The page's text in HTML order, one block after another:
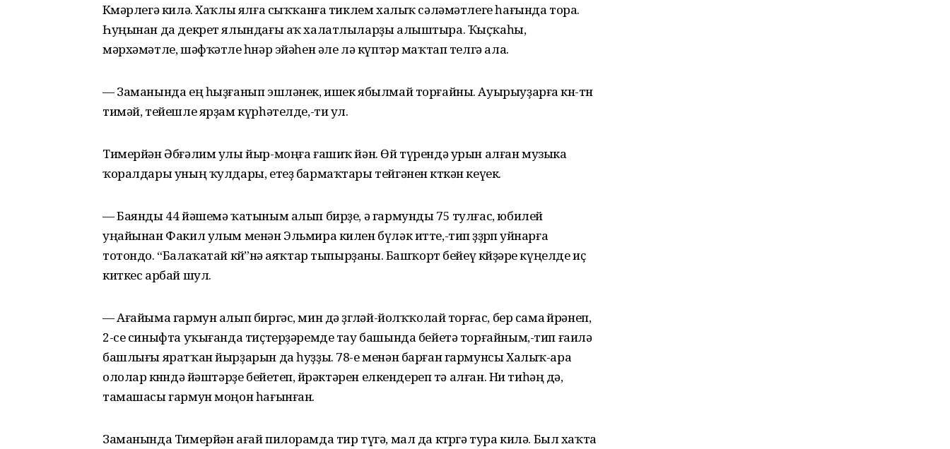
Көмәрлегә килә. Хаҡлы ялға сыҡҡанға тиклем халыҡ сәләмәтлеге һағында тора.
Һуңынан да декрет ялындағы аҡ халатлыларҙы алыштыра. Ҡыҫҡаһы,
мәрхәмәтле, шәфҡәтле һөнәр эйәһен әле лә күптәр маҡтап телгә ала.
— Заманында ең һыҙғанып эшләнек, ишек ябылмай торғайны. Ауырыуҙарға көн-төн
тимәй, тейешле ярҙам күрһәтелде,-ти ул.
Тимерйән Әбғәлим улы йыр-моңға ғашиҡ йән. Өй түрендә урын алған музыка
ҡоралдары уның ҡулдары, етеҙ бармаҡтары тейгәнен көткән кеүек.
— Баянды 44 йәшемә ҡатыным алып бирҙе, ә гармунды 75 тулғас, юбилей
уңайынан Факил улым менән Эльмира килен бүләк итте,-тип өҙҙөрөп уйнарға
тотондо. “Балаҡатай көйө”нә аяҡтар тыпырҙаны. Башҡорт бейеү көйҙәре күңелде иҫ
киткес арбай шул.
— Ағайыма гармун алып биргәс, мин дә өҙгөләй-йолҡҡолай торғас, бер сама өйрәнеп,
2-се синыфта уҡығанда тиҫтерҙәремде тау башында бейетә торғайным,-тип ғаилә
башлығы яратҡан йырҙарын да һуҙҙы. 78-е менән барған гармунсы Халыҡ-ара
ололар көнөндә йәштәрҙе бейетеп, йөрәктәрен елкендереп тә алған. Ни тиһәң дә,
тамашасы гармун моңон һағынған.
Заманында Тимерйән ағай пилорамда тир түгә, мал да көтөргә тура килә. Был хаҡта